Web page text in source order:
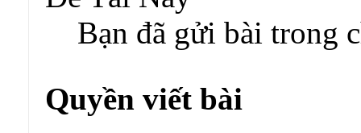
Bạn đã gửi bài trong
Quyền viết bài